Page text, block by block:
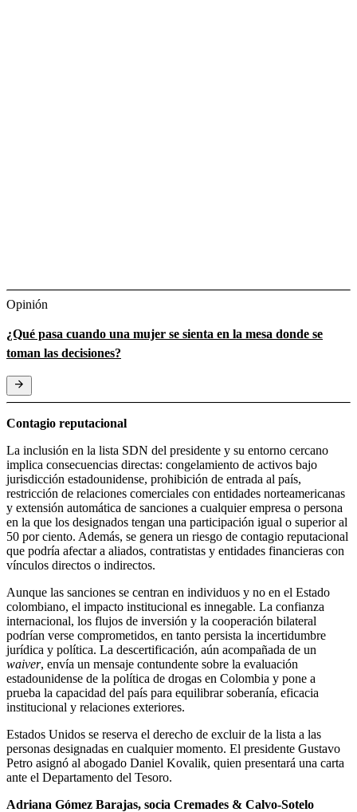
Opinión
¿Qué pasa cuando una mujer se sienta en la mesa donde se
toman las decisiones?
Contagio reputacional
La inclusión en la lista SDN del presidente y su entorno cercano
implica consecuencias directas: congelamiento de activos bajo
jurisdicción estadounidense, prohibición de entrada al país,
restricción de relaciones comerciales con entidades norteamericanas
y extensión automática de sanciones a cualquier empresa o persona
en la que los designados tengan una participación igual o superior al
50 por ciento. Además, se genera un riesgo de contagio reputacional
que podría afectar a aliados, contratistas y entidades financieras con
vínculos directos o indirectos.
Aunque las sanciones se centran en individuos y no en el Estado
colombiano, el impacto institucional es innegable. La confianza
internacional, los flujos de inversión y la cooperación bilateral
podrían verse comprometidos, en tanto persista la incertidumbre
jurídica y política. La descertificación, aún acompañada de un
waiver, envía un mensaje contundente sobre la evaluación
estadounidense de la política de drogas en Colombia y pone a
prueba la capacidad del país para equilibrar soberanía, eficacia
institucional y relaciones exteriores.
Estados Unidos se reserva el derecho de excluir de la lista a las
personas designadas en cualquier momento. El presidente Gustavo
Petro asignó al abogado Daniel Kovalik, quien presentará una carta
ante el Departamento del Tesoro.
Adriana Gómez Barajas, socia Cremades & Calvo-Sotelo